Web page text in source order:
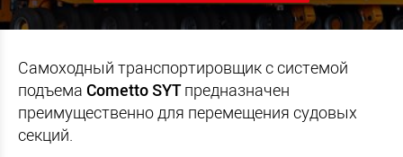
Самоходный транспортировщик с системой
подъема Cometto SYTпредназначен
преимущественно для перемещения судовых
секций.